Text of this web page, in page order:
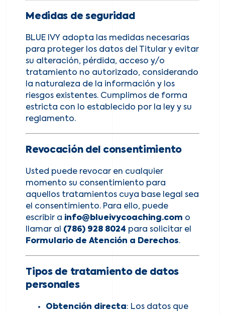
Medidas de seguridad
BLUE IVY adopta las medidas necesarias
para proteger los datos del Titular y evitar
su alteración, pérdida, acceso y/o
tratamiento no autorizado, considerando
la naturaleza de la información y los
riesgos existentes. Cumplimos de forma
estricta con lo establecido por la ley y su
reglamento.
Revocación del consentimiento
Usted puede revocar en cualquier
momento su consentimiento para
aquellos tratamientos cuya base legal sea
el consentimiento. Para ello, puede
escribir a info@blueivycoaching.com o
llamar al (786) 928 8024 para solicitar el
Formulario de Atención a Derechos.
Tipos de tratamiento de datos
personales
Obtención directa: Los datos que